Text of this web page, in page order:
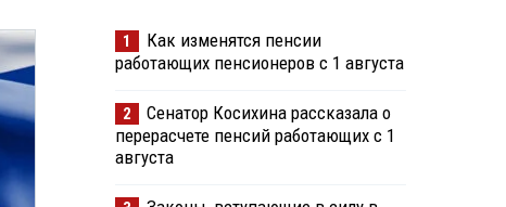
1
Как изменятся пенсии
работающих пенсионеров с 1 августа
2
Сенатор Косихина рассказала о
перерасчете пенсий работающих с 1
августа